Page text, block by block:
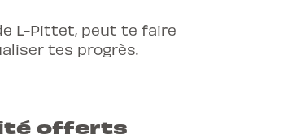
L-Pittet, peut te faire
tes progrès.
offerts